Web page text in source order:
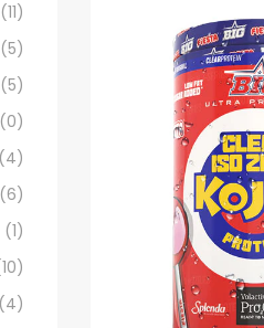
(11)
(5)
(5)
(0)
(4)
(6)
(1)
(4)